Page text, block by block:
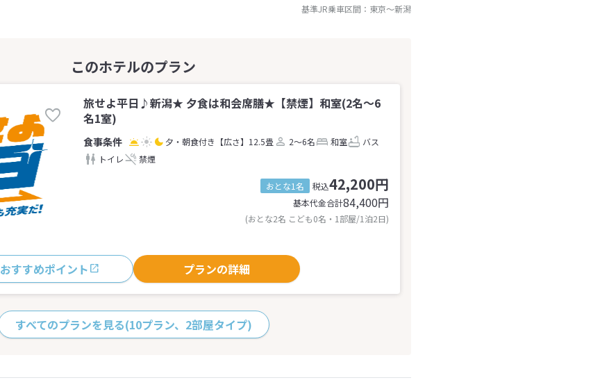
基準JR乗車区間： 東京～新潟
旅せよ平日♪新潟★ 夕食は和会席膳★【禁煙】和室(2名～6
名1室)
夕・朝食付き 【広さ】12.5畳 2～6名 和室
バス
トイレ
禁煙
おとな1名 税込42,200円
基本代金合計84,400円
(おとな2名 こども0名・1部屋/1泊2日)
おすすめポイント プランの詳細
すべてのプランを見る(10プラン、2部屋タイプ)